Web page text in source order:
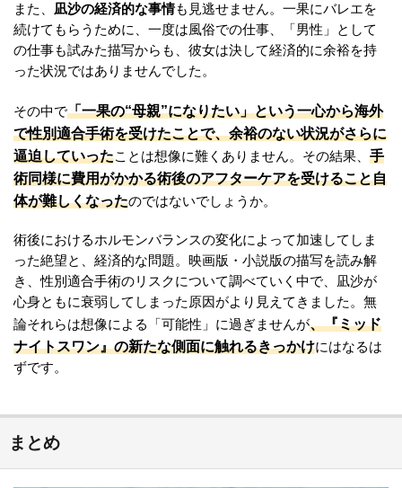
また、 凪沙の経済的な事情も見逃せません。一果にバレエを
続けてもらうために、一度は風俗での仕事、「男性」として
の仕事も試みた描写からも、彼女は決して経済的に余裕を持
った状況ではありませんでした。
その中で「一果の“母親”になりたい」という一心から海外
で性別適合手術を受けたことで、余裕のない状況がさらに
逼迫していったことは想像に難くありません。その結果、 手
術同様に費用がかかる術後のアフターケアを受けること自
体が難しくなったのではないでしょうか。
術後におけるホルモンバランスの変化によって加速してしま
った絶望と、経済的な問題。映画版・小説版の描写を読み解
き、性別適合手術のリスクについて調べていく中で、凪沙が
心身ともに衰弱してしまった原因がより見えてきました。無
論それらは想像による「可能性」に過ぎませんが、『ミッド
ナイトスワン』の新たな側面に触れるきっかけにはなるは
ずです。
まとめ